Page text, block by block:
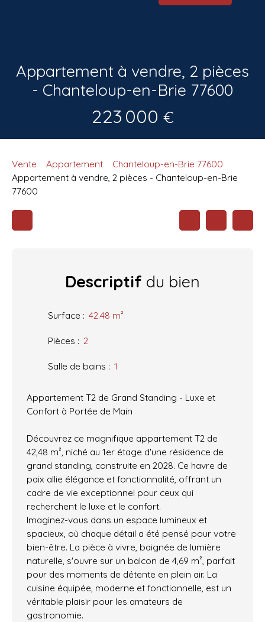
Appartement à vendre, 2 pièces
- Chanteloup-en-Brie 77600
223 000 €
Vente Appartement
Chanteloup-en-Brie 77600
Appartement à vendre, 2 pièces - Chanteloup-en-Brie
77600
Descriptif du bien
Surface : 42.48 m²
Pièces : 2
Salle de bains : 1
Appartement T2 de Grand Standing - Luxe et
Confort à Portée de Main
Découvrez ce magnifique appartement T2 de
42,48 m², niché au 1er étage d'une résidence de
grand standing, construite en 2028. Ce havre de
paix allie élégance et fonctionnalité, offrant un
cadre de vie exceptionnel pour ceux qui
recherchent le luxe et le confort.
Imaginez-vous dans un espace lumineux et
spacieux, où chaque détail a été pensé pour votre
bien-être. La pièce à vivre, baignée de lumière
naturelle, s'ouvre sur un balcon de 4,69 m², parfait
pour des moments de détente en plein air. La
cuisine équipée, moderne et fonctionnelle, est un
véritable plaisir pour les amateurs de
gastronomie.